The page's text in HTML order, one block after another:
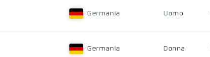
Germania Uomo
Germania Donna